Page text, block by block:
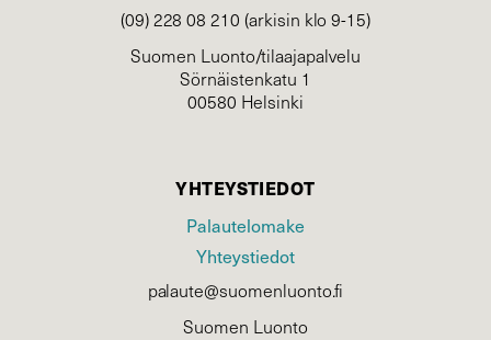
(09) 228 08 210 (arkisin klo 9-15)
Suomen Luonto/tilaajapalvelu
Sörnäistenkatu 1
00580 Helsinki
YHTEYSTIEDOT
Palautelomake
Yhteystiedot
palaute@suomenluonto.fi
Suomen Luonto